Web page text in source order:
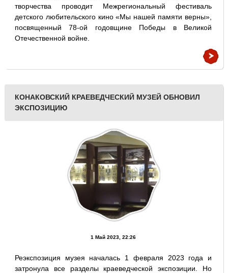
творчества проводит Межрегиональный фестиваль
детского любительского кино «Мы нашей памяти верны»,
посвященный 78-ой годовщине Победы в Великой
Отечественной войне.
КОНАКОВСКИЙ КРАЕВЕДЧЕСКИЙ МУЗЕЙ ОБНОВИЛ
ЭКСПОЗИЦИЮ
1 Май 2023, 22:26
Реэкспозиция музея началась 1 февраля 2023 года и
затронула все разделы краеведческой экспозиции. Но